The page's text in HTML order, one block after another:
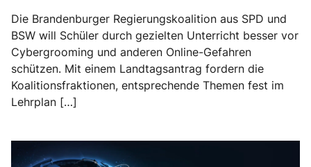
Die Brandenburger Regierungskoalition aus SPD und
BSW will Schüler durch gezielten Unterricht besser vor
Cybergrooming und anderen Online-Gefahren
schützen. Mit einem Landtagsantrag fordern die
Koalitionsfraktionen, entsprechende Themen fest im
Lehrplan […]